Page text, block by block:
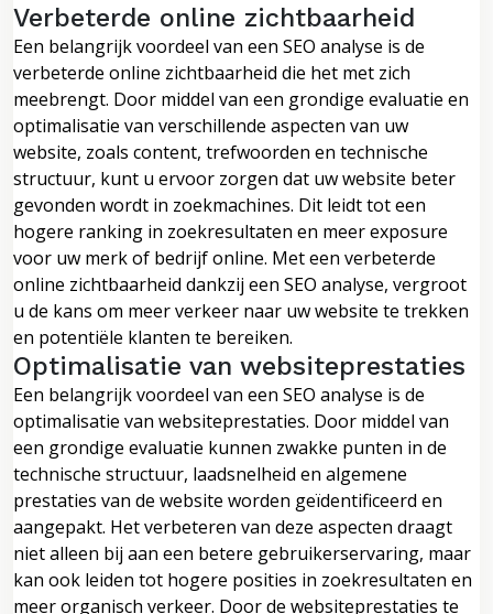
Verbeterde online zichtbaarheid
Een belangrijk voordeel van een SEO analyse is de
verbeterde online zichtbaarheid die het met zich
meebrengt. Door middel van een grondige evaluatie en
optimalisatie van verschillende aspecten van uw
website, zoals content, trefwoorden en technische
structuur, kunt u ervoor zorgen dat uw website beter
gevonden wordt in zoekmachines. Dit leidt tot een
hogere ranking in zoekresultaten en meer exposure
voor uw merk of bedrijf online. Met een verbeterde
online zichtbaarheid dankzij een SEO analyse, vergroot
u de kans om meer verkeer naar uw website te trekken
en potentiële klanten te bereiken.
Optimalisatie van websiteprestaties
Een belangrijk voordeel van een SEO analyse is de
optimalisatie van websiteprestaties. Door middel van
een grondige evaluatie kunnen zwakke punten in de
technische structuur, laadsnelheid en algemene
prestaties van de website worden geïdentificeerd en
aangepakt. Het verbeteren van deze aspecten draagt
niet alleen bij aan een betere gebruikerservaring, maar
kan ook leiden tot hogere posities in zoekresultaten en
meer organisch verkeer. Door de websiteprestaties te